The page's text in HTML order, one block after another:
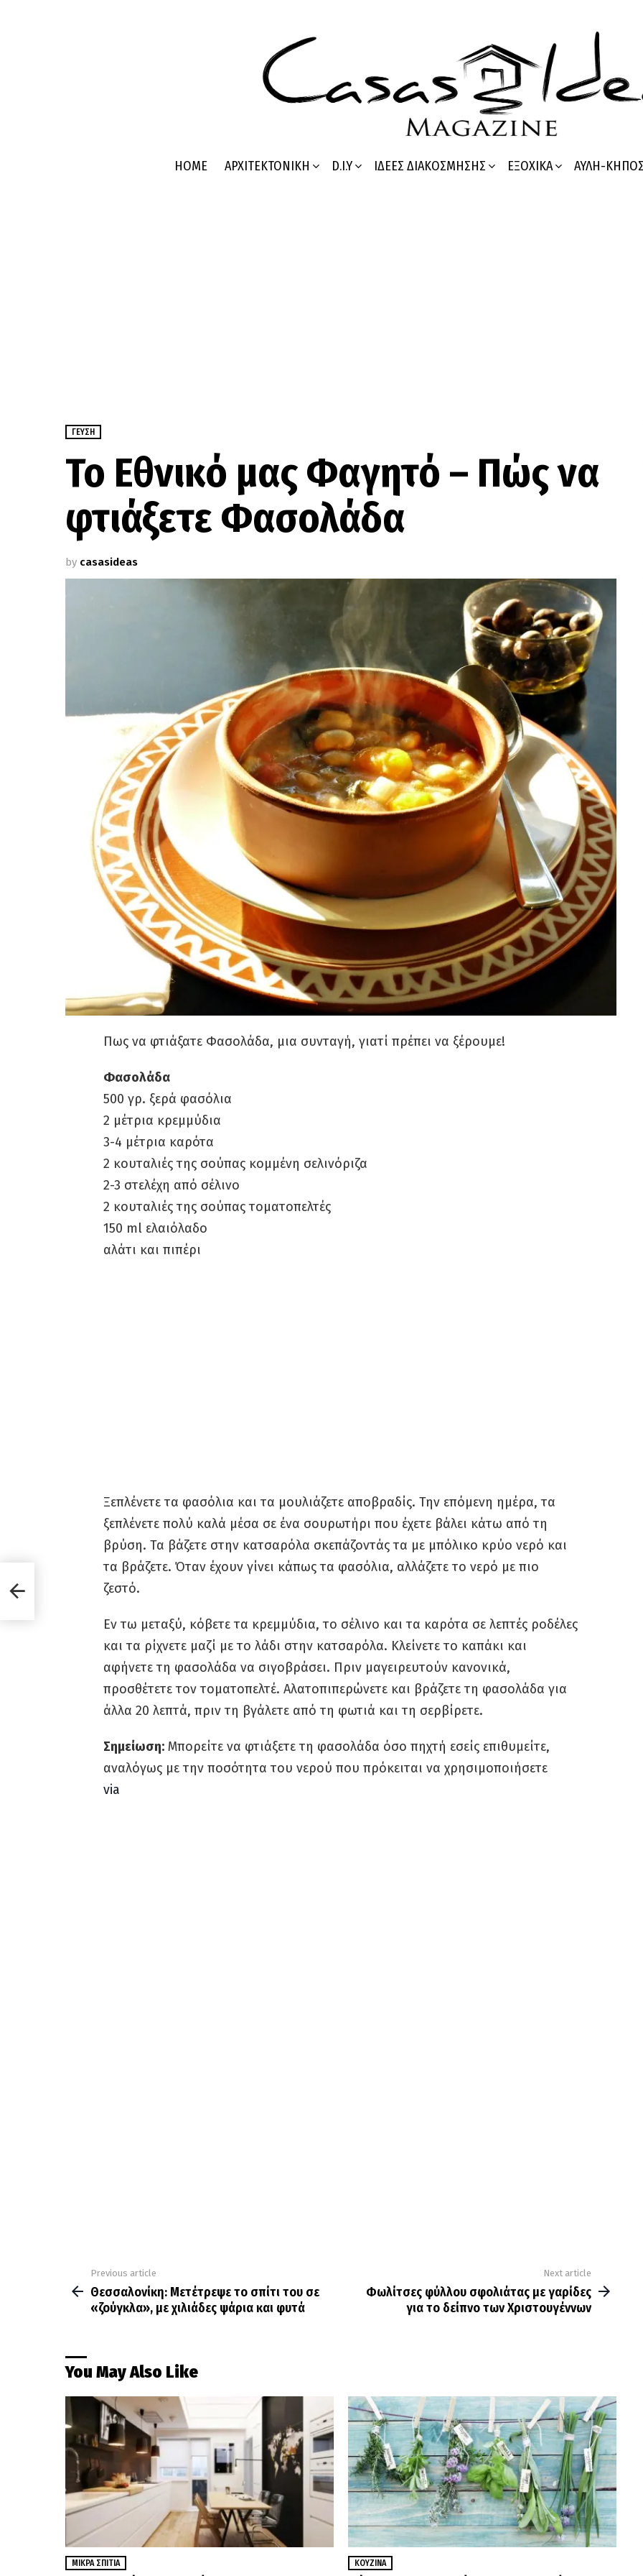
HOME ΑΡΧΙΤΕΚΤΟΝΙΚΉ D.I.Y ΙΔΈΕΣ ΔΙΑΚΌΣΜΗΣΗΣ ΕΞΟΧΙΚΆ ΑΥΛΉ-ΚΉΠΟΣ
ΓΕΎΣΗ
Το Εθνικό μας Φαγητό – Πώς να
φτιάξετε Φασολάδα
by casasideas
Πως να φτιάξατε Φασολάδα, μια συνταγή, γιατί πρέπει να ξέρουμε!
Φασολάδα
500 γρ. ξερά φασόλια
2 μέτρια κρεμμύδια
3-4 μέτρια καρότα
2 κουταλιές της σούπας κομμένη σελινόριζα
2-3 στελέχη από σέλινο
2 κουταλιές της σούπας τοματοπελτές
150 ml ελαιόλαδο
αλάτι και πιπέρι
Ξεπλένετε τα φασόλια και τα μουλιάζετε αποβραδίς. Την επόμενη ημέρα, τα
ξεπλένετε πολύ καλά μέσα σε ένα σουρωτήρι που έχετε βάλει κάτω από τη
βρύση. Τα βάζετε στην κατσαρόλα σκεπάζοντάς τα με μπόλικο κρύο νερό και
τα βράζετε. Όταν έχουν γίνει κάπως τα φασόλια, αλλάζετε το νερό με πιο
ζεστό.
Εν τω μεταξύ, κόβετε τα κρεμμύδια, το σέλινο και τα καρότα σε λεπτές ροδέλες
και τα ρίχνετε μαζί με το λάδι στην κατσαρόλα. Κλείνετε το καπάκι και
αφήνετε τη φασολάδα να σιγοβράσει. Πριν μαγειρευτούν κανονικά,
προσθέτετε τον τοματοπελτέ. Αλατοπιπερώνετε και βράζετε τη φασολάδα για
άλλα 20 λεπτά, πριν τη βγάλετε από τη φωτιά και τη σερβίρετε.
Σημείωση: Μπορείτε να φτιάξετε τη φασολάδα όσο πηχτή εσείς επιθυμείτε,
αναλόγως με την ποσότητα του νερού που πρόκειται να χρησιμοποιήσετε
via
more
Previous article
Θεσσαλονίκη: Μετέτρεψε το σπίτι του σε
«ζούγκλα», με χιλιάδες ψάρια και φυτά
Next article
Φωλίτσες φύλλου σφολιάτας με γαρίδες
για το δείπνο των Χριστουγέννων
You May Also Like
ΜΙΚΡΆ ΣΠΊΤΙΑ ΚΟΥΖΊΝΑ